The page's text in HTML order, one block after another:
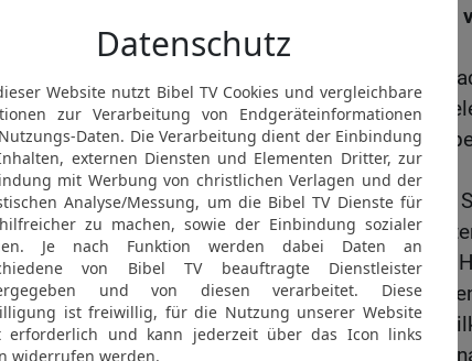
und Machir zeugte
Gileaditer.
Das sind die Söhne
von Helek die Sippe der
31 und {von} Asriël die
Sippe der Sichemiter;
32 und {von} Schemida die
Hefer die Sippe der
33 Und Zelofhad, der Sohn
{nur} Töchter; und die
Machla und Noa, Hogla,
Das sind die Sippen